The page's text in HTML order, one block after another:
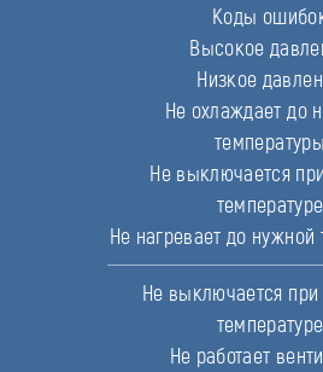
Коды
Высокое
Низкое
Не охлаждает до
температуры
Не выключается
температуре
Не нагревает до нужной
Не выключается
температуре
Не работает